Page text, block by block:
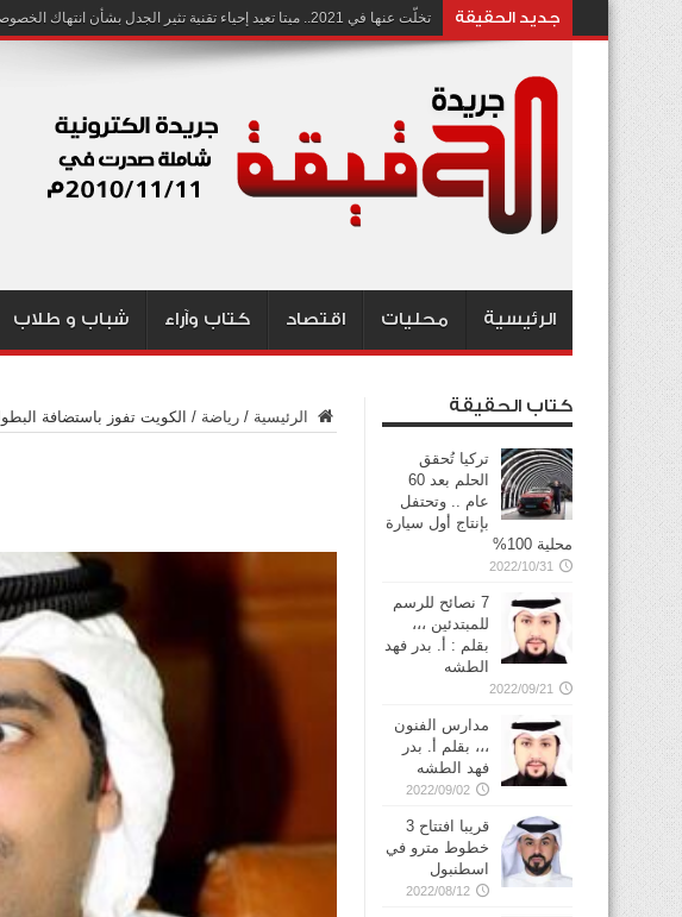
جديد الحقيقة تخلّت عنها في 2021.. ميتا تعيد إحياء تقنية تثير الجدل بشأن انتهاك الخصوصية
الرئيسية محليات اقتصاد كتاب وآراء شباب و طلاب
الرئيسية / رياضة / الكويت تفوز باستضافة البطولة
كتاب الحقيقة
تركيا تُحقق
الحلم بعد 60
عام .. وتحتفل
بإنتاج أول سيارة
محلية 100%
2022/10/31
7 نصائح للرسم
للمبتدئين ،،،
بقلم : أ. بدر فهد
الطشه
2022/09/21
مدارس الفنون
،،، بقلم أ. بدر
فهد الطشه
2022/09/02
قريبا افتتاح 3
خطوط مترو في
2022/08/12